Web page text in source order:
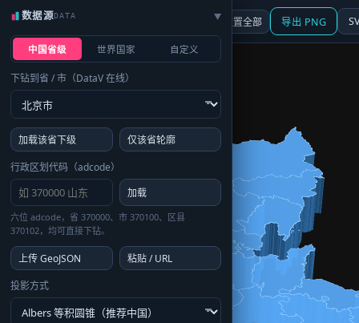
☰ 面板 地图 重置全部 导出 PNG
数据源DATA ▶
中国省级 世界国家 自定义
下钻到省 / 市（DataV 在线）
加载该省下级
仅该省轮廓
行政区划代码（adcode）
加载
六位 adcode，省 370000、市 370100、区县
370102，均可直接下钻。
上传 GeoJSON
粘贴 / URL
投影方式